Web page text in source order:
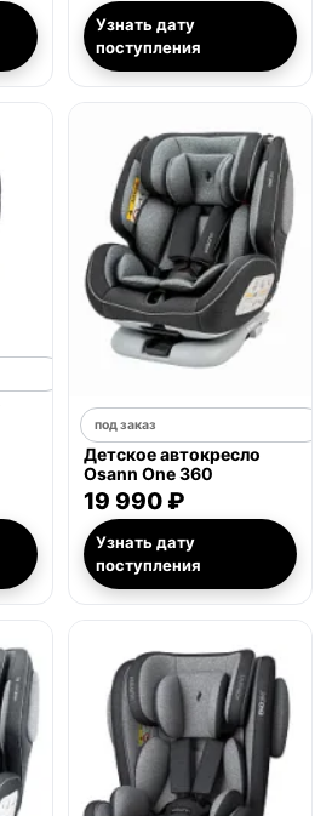
Узнать дату
поступления
под заказ
Детское автокресло
Osann One 360
19 990 ₽
Узнать дату
поступления